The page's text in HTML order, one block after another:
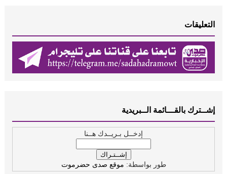
التعليقات
إشــترك بالقـــائمة الــبريدية
إدخــل بـريــدك هــنا
طور بواسطة:موقع صدى حضرموت